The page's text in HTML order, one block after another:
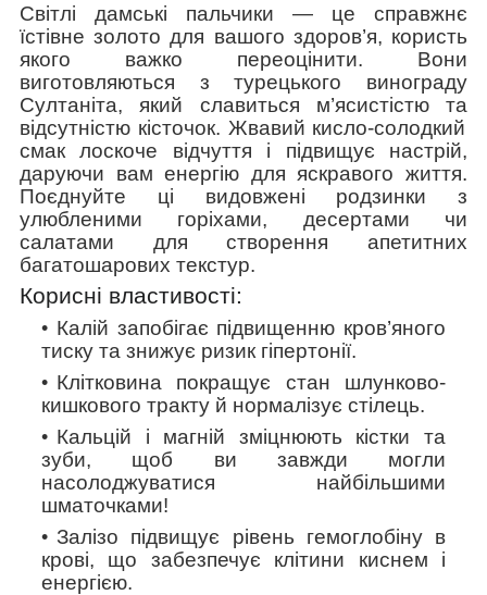
Світлі дамські пальчики — це справжнє
їстівне золото для вашого здоров’я, користь
якого важко переоцінити. Вони
виготовляються з турецького винограду
Султаніта, який славиться м’ясистістю та
відсутністю кісточок. Жвавий кисло-солодкий
смак лоскоче відчуття і підвищує настрій,
даруючи вам енергію для яскравого життя.
Поєднуйте ці видовжені родзинки з
улюбленими горіхами, десертами чи
салатами для створення апетитних
багатошарових текстур.
Корисні властивості:
Калій запобігає підвищенню кров’яного
тиску та знижує ризик гіпертонії.
Клітковина покращує стан шлунково-
кишкового тракту й нормалізує стілець.
Кальцій і магній зміцнюють кістки та
зуби, щоб ви завжди могли
насолоджуватися найбільшими
шматочками!
Залізо підвищує рівень гемоглобіну в
крові, що забезпечує клітини киснем і
енергією.